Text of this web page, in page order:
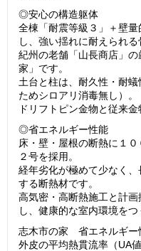
◎安心の構造躯体
全棟「耐震等級３」＋壁
し、強い揺れに耐えられる
紀州の老舗「山長商店」
家」です。
土台と柱は、耐久性・耐
ためシロアリ消毒無し）。
ドリフトピン金物と従来金
◎省エネルギー性能
床・壁・屋根の断熱に１
２号を採用。
経年劣化が極めて少なく
する断熱材です。
高気密・高断熱施工と計
し、健康的な室内環境をつ
志木市の家 省エネルギー
外皮の平均熱貫流率（UA